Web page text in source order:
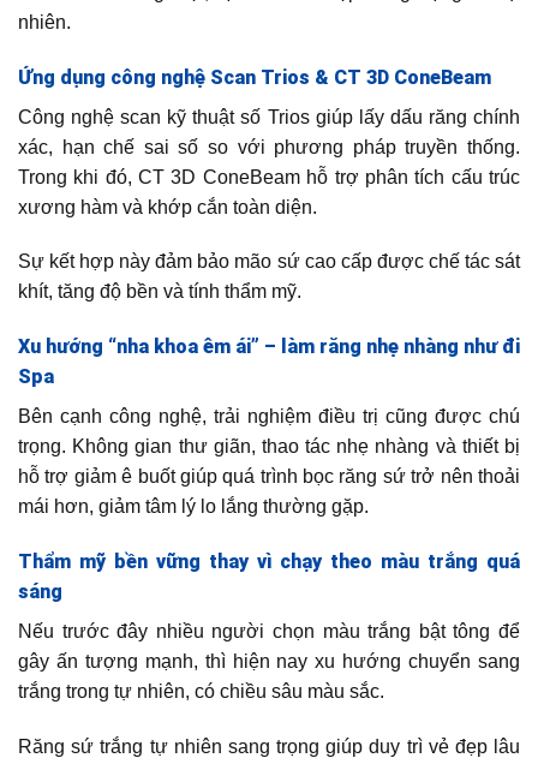
nhiên.
Ứng dụng công nghệ Scan Trios & CT 3D ConeBeam
Công nghệ scan kỹ thuật số Trios giúp lấy dấu răng chính
xác, hạn chế sai số so với phương pháp truyền thống.
Trong khi đó, CT 3D ConeBeam hỗ trợ phân tích cấu trúc
xương hàm và khớp cắn toàn diện.
Sự kết hợp này đảm bảo mão sứ cao cấp được chế tác sát
khít, tăng độ bền và tính thẩm mỹ.
Xu hướng “nha khoa êm ái” – làm răng nhẹ nhàng như đi
Spa
Bên cạnh công nghệ, trải nghiệm điều trị cũng được chú
trọng. Không gian thư giãn, thao tác nhẹ nhàng và thiết bị
hỗ trợ giảm ê buốt giúp quá trình bọc răng sứ trở nên thoải
mái hơn, giảm tâm lý lo lắng thường gặp.
Thẩm mỹ bền vững thay vì chạy theo màu trắng quá
sáng
Nếu trước đây nhiều người chọn màu trắng bật tông để
gây ấn tượng mạnh, thì hiện nay xu hướng chuyển sang
trắng trong tự nhiên, có chiều sâu màu sắc.
Răng sứ trắng tự nhiên sang trọng giúp duy trì vẻ đẹp lâu